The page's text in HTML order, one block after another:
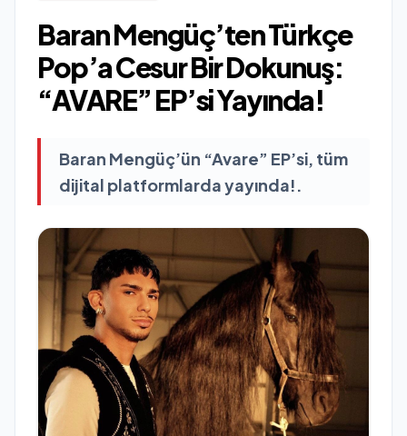
Baran Mengüç’ten Türkçe
Pop’a Cesur Bir Dokunuş:
“AVARE” EP’si Yayında!
Baran Mengüç’ün “Avare” EP’si, tüm
dijital platformlarda yayında!.